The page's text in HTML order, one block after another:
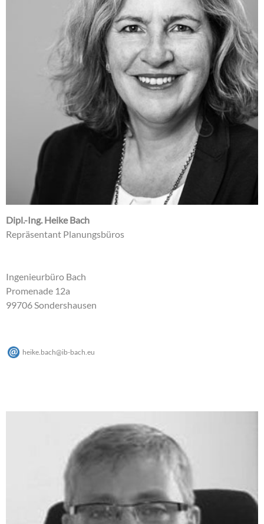
Dipl.-Ing. Heike Bach
Repräsentant Planungsbüros
Ingenieurbüro Bach
Promenade 12a
99706 Sondershausen
heike.bach@ib-bach.eu